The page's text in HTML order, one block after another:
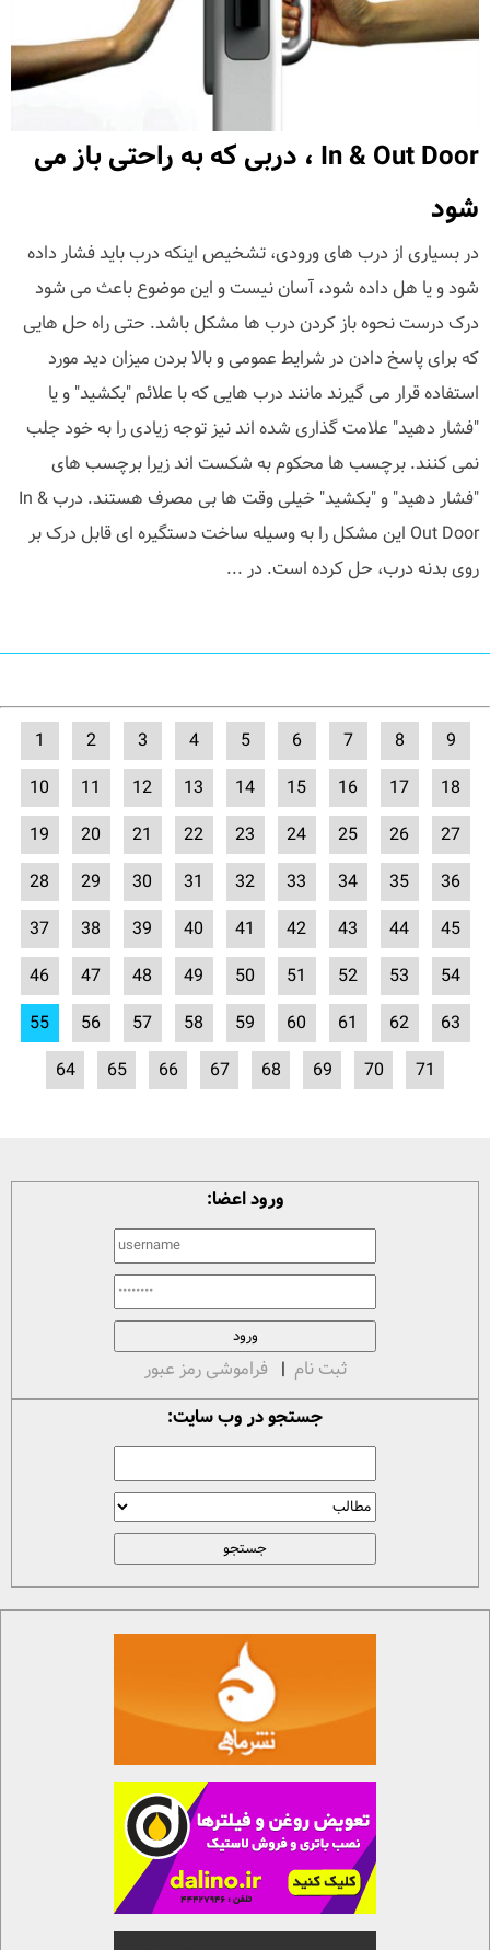
In & Out Door ، دربی که به راحتی باز می
شود
در بسیاری از درب های ورودی، تشخیص اینکه درب باید فشار داده
شود و یا هل داده شود، آسان نیست و این موضوع باعث می شود
درک درست نحوه باز کردن درب ها مشکل باشد. حتی راه حل هایی
که برای پاسخ دادن در شرایط عمومی و بالا بردن میزان دید مورد
استفاده قرار می گیرند مانند درب هایی که با علائم "بکشید" و یا
"فشار دهید" علامت گذاری شده اند نیز توجه زیادی را به خود جلب
نمی کنند. برچسب ها محکوم به شکست اند زیرا برچسب های
"فشار دهید" و "بکشید" خیلی وقت ها بی مصرف هستند. درب In &
Out Door این مشکل را به وسیله ساخت دستگیره ای قابل درک بر
روی بدنه درب، حل کرده است. در ...
1 2 3 4 5 6 7 8
9
10
11 12 13 14 15 16 17
18
19
20 21 22 23 24 25 26
27
28
29 30 31 32 33 34 35
36
37
38 39 40 41 42 43 44
45
46
47 48 49 50 51 52 53
54
55
56 57 58 59 60 61 62
63
64
65 66 67 68 69 70 71
ورود اعضا:
ثبت نام | فراموشی رمز عبور
جستجو در وب سایت: